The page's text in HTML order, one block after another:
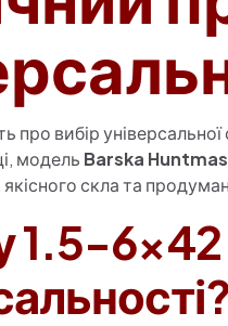
про вибір
модель Barska
якісного скла та
1.5-